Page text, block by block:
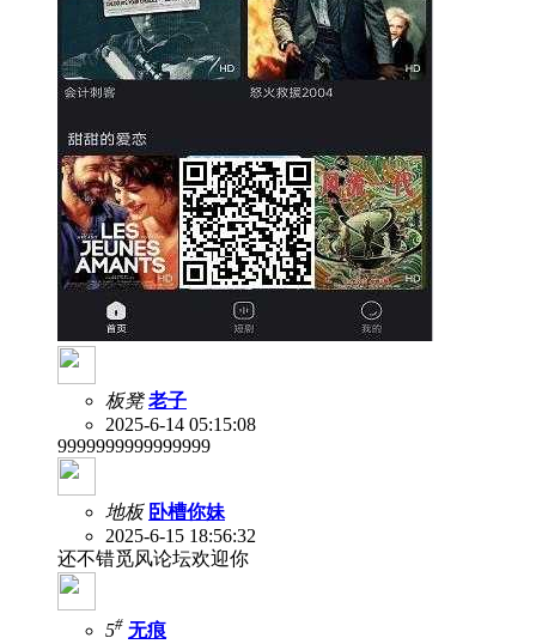
板凳 老子
2025-6-14 05:15:08
9999999999999999
地板 卧槽你妹
2025-6-15 18:56:32
还不错觅风论坛欢迎你
5# 无痕